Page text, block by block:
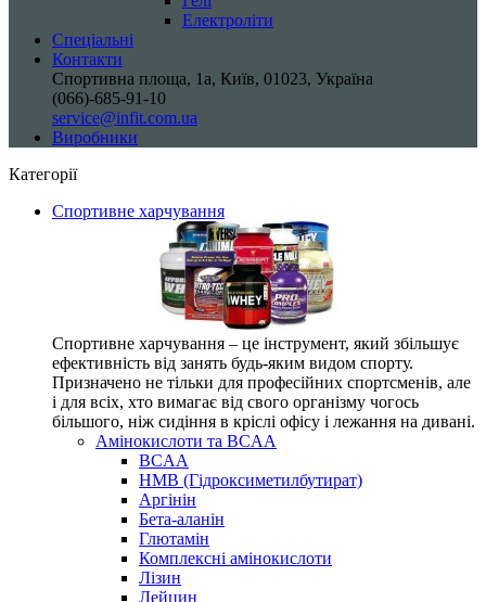
Електроліти
Спеціальні
Контакти
Спортивна площа, 1a, Київ, 01023, Україна
(066)-685-91-10
service@infit.com.ua
Виробники
Категорії
Спортивне харчування
Спортивне харчування – це інструмент, який збільшує
ефективність від занять будь-яким видом спорту.
Призначено не тільки для професійних спортсменів, але
і для всіх, хто вимагає від свого організму чогось
більшого, ніж сидіння в кріслі офісу і лежання на дивані.
Амінокислоти та BCAA
BCAA
HMB (Гідроксиметилбутират)
Аргінін
Бета-аланін
Глютамін
Комплексні амінокислоти
Лізин
Лейцин